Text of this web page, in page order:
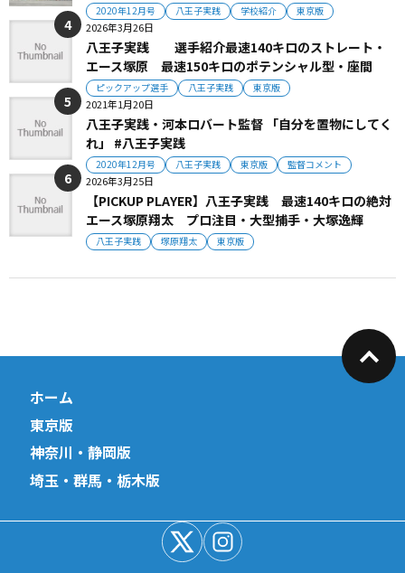
2020年12月号 八王子実践 学校紹介 東京版
2026年3月26日
八王子実践 選手紹介最速140キロのストレート・
エース塚原 最速150キロのポテンシャル型・座間
ピックアップ選手 八王子実践 東京版
2021年1月20日
八王子実践・河本ロバート監督 「自分を置物にしてく
れ」 #八王子実践
2020年12月号 八王子実践 東京版 監督コメント
2026年3月25日
【PICKUP PLAYER】八王子実践 最速140キロの絶対
エース塚原翔太 プロ注目・大型捕手・大塚逸輝
八王子実践 塚原翔太 東京版
ホーム
東京版
神奈川・静岡版
埼玉・群馬・栃木版